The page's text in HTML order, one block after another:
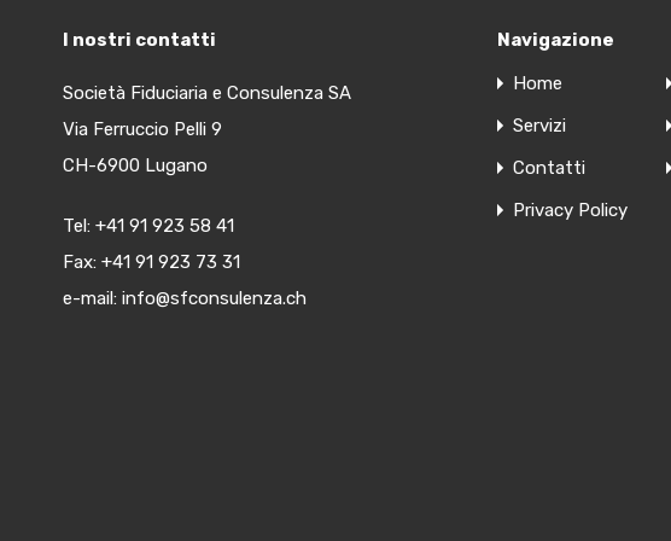
I nostri contatti
Società Fiduciaria e Consulenza SA
Via Ferruccio Pelli 9
CH-6900 Lugano
Tel: +41 91 923 58 41
Fax: +41 91 923 73 31
e-mail: info@sfconsulenza.ch
Navigazione
Home
Servizi
Contatti
Privacy Policy